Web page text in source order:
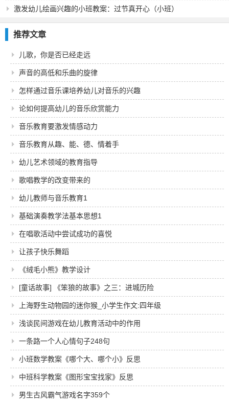
激发幼儿绘画兴趣的小班教案：过节真开心（小班）
推荐文章
儿歌，你是否已经走远
声音的高低和乐曲的旋律
怎样通过音乐课培养幼儿对音乐的兴趣
论如何提高幼儿的音乐欣赏能力
音乐教育要激发情感动力
音乐教育从趣、能、德、情着手
幼儿艺术领域的教育指导
歌唱教学的改变带来的
幼儿教师与音乐教育1
基础演奏教学法基本思想1
在唱歌活动中尝试成功的喜悦
让孩子快乐舞蹈
《绒毛小熊》教学设计
[童话故事] 《笨狼的故事》之三：进城历险
上海野生动物园的迷你猴_小学生作文:四年级
浅谈民间游戏在幼儿教育活动中的作用
一条路一个人心情句子248句
小班数学教案《哪个大、哪个小》反思
中班科学教案《图形宝宝找家》反思
男生古风霸气游戏名字359个